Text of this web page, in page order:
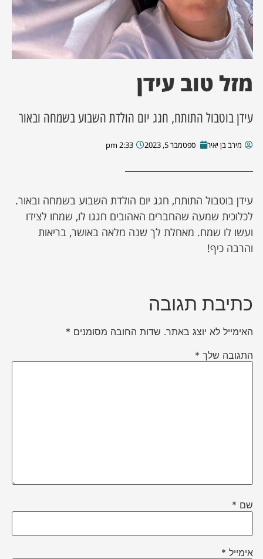
מסע מלחמה
השבוע
מקומית
עסקים
מזל טוב עידן
עידן בוטבול התותח, חגג יום הולדת השבוע בשמחה ובאור
מירב בן יאיר ספטמבר 5, 2023 2:33 pm
עידן בוטבול התותח, חגג יום הולדת השבוע בשמחה ובאור.
לכלוכית שמעה שהחברים האהובים חגגו לו, שמחו לצידו
ועשו לו שמח. מאחלת לך שנה מלאה באושר, בריאות
והרבה כיף!
כתיבת תגובה
האימייל לא יוצג באתר. שדות החובה מסומנים *
התגובה שלך *
שם *
אימייל *